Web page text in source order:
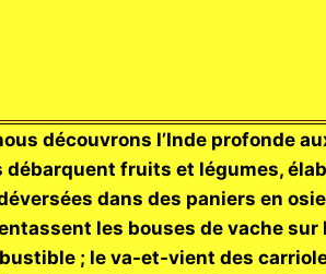
découvrons l’Inde profonde
débarquent fruits et légumes,
dans des paniers en
les bouses de vache sur
; le va-et-vient des